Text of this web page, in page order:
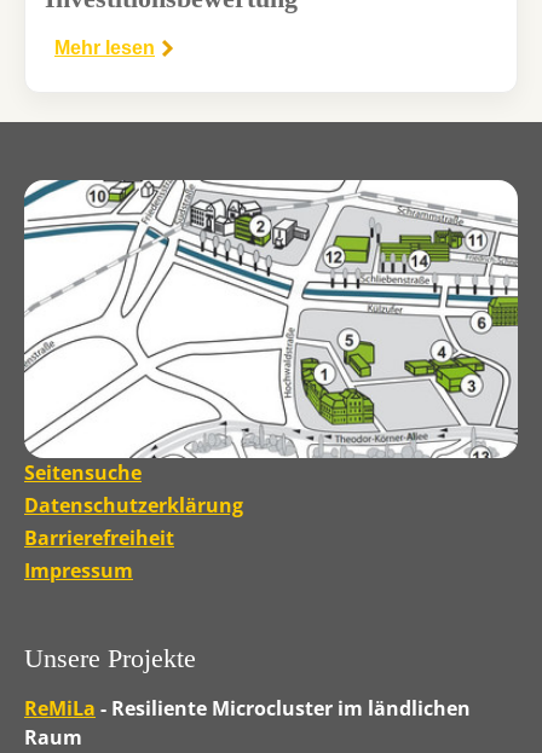
Mehr lesen
Seitensuche
Datenschutzerklärung
Barrierefreiheit
Impressum
Unsere Projekte
ReMiLa - Resiliente Microcluster im ländlichen
Raum